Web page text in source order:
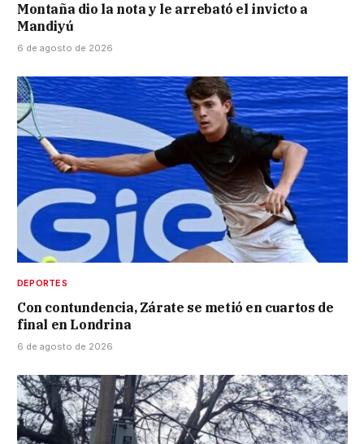
Montaña dio la nota y le arrebató el invicto a
Mandiyú
6 de agosto de 2026
DEPORTES
Con contundencia, Zárate se metió en cuartos de
final en Londrina
6 de agosto de 2026